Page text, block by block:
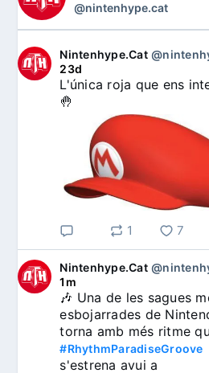
@nintenhype.cat
Nintenhype.Cat
23d
L'única roja que ens
🤚
1 7
Nintenhype.Cat
1m
🎶 Una de les sagues
esbojarrades de
#RhythmParadiseGroove